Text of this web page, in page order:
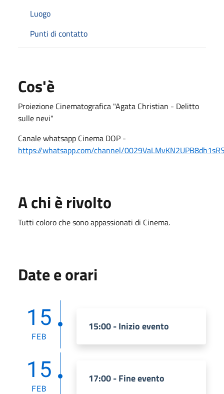
Luogo
Punti di contatto
Cos'è
Proiezione Cinematografica "Agata Christian - Delitto
sulle nevi"
Canale whatsapp Cinema DOP -
https://whatsapp.com/channel/
A chi è rivolto
Tutti coloro che sono appassionati di Cinema.
Date e orari
15
FEB
15:00 - Inizio evento
15
FEB
17:00 - Fine evento